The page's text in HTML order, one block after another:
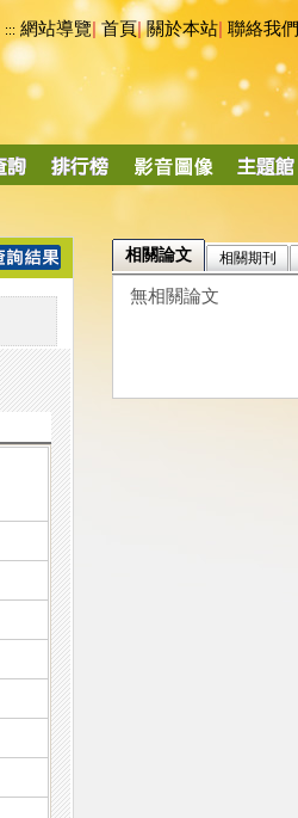
::: 網站導覽|首頁|關於本站 聯絡我們
相關論文 相關期刊
無相關論文